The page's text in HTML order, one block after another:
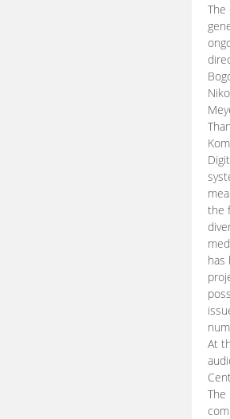
The
the
has
At
The